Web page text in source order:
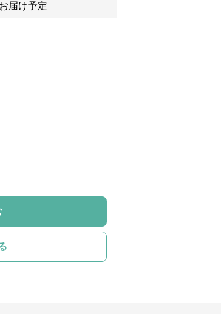
届け予定